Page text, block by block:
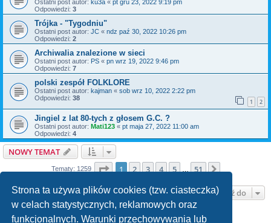
Strona ta używa plików cookies (tzw. ciasteczka)
w celach statystycznych, reklamowych oraz
funkcjonalnych. Warunki przechowywania lub
Ostatni post autor: ku3a « pt gru 23, 2022 9:19 pm
Odpowiedzi: 3
Trójka - "Tygodniu"
Ostatni post autor: JC « ndz paź 30, 2022 10:26 pm
Odpowiedzi: 2
Archiwalia znalezione w sieci
Ostatni post autor: PS « pn wrz 19, 2022 9:46 pm
Odpowiedzi: 7
polski zespół FOLKLORE
Ostatni post autor: kajman « sob wrz 10, 2022 2:22 pm
Odpowiedzi: 38 1 2
Jingiel z lat 80-tych z głosem G.C. ?
Ostatni post autor: Mati123 « pt maja 27, 2022 11:00 am
Odpowiedzi: 4
NOWY TEMAT
Tematy: 1259 Strona1 z51
1 2 3 4 5 51 Następna
Przejdź do
TWOJE UPRAWNIENIA NA TYM FORUM